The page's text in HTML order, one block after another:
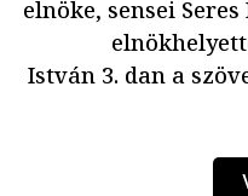
elnöke, sensei
István 3. dan a